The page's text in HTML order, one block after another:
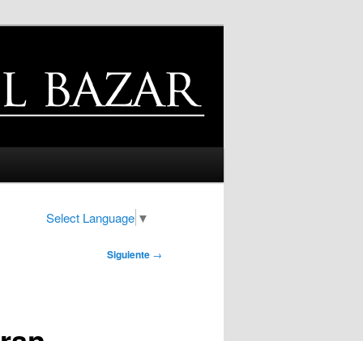
Select Language ▼
Siguiente →